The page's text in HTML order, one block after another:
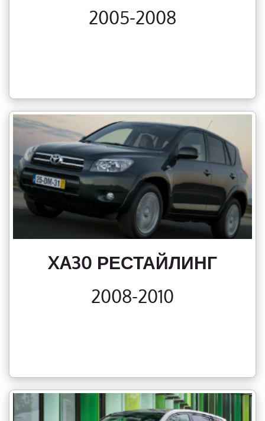
2005-2008
XA30 РЕСТАЙЛИНГ
2008-2010